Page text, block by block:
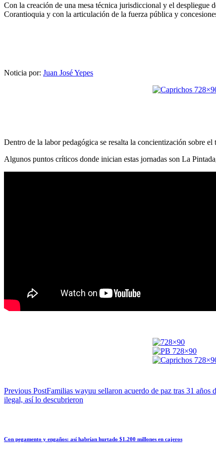
Con la creación de una mesa técnica jurisdiccional y el despliegue
Corantioquia y con la articulación de la fuerza pública y
Noticia por: Juan José Yepes
Dentro de la labor pedagógica se resalta la concientización sobre
Algunos puntos críticos donde inician estas jornadas son La
Previous PostFamilias wayuu sellaron acuerdo de paz tras 31 años
ilegal, así lo descubrieron
Con pegamento y engaños: así habrían hurtado $1.200 millones en cajeros